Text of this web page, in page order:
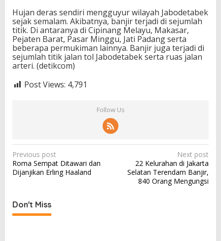
Hujan deras sendiri mengguyur wilayah Jabodetabek
sejak semalam. Akibatnya, banjir terjadi di sejumlah
titik. Di antaranya di Cipinang Melayu, Makasar,
Pejaten Barat, Pasar Minggu, Jati Padang serta
beberapa permukiman lainnya. Banjir juga terjadi di
sejumlah titik jalan tol Jabodetabek serta ruas jalan
arteri. (detikcom)
Post Views: 4,791
Follow Us
P
o
n
Previous post
Roma Sempat Ditawari dan
Dijanjikan Erling Haaland
Next post
22 Kelurahan di Jakarta
Selatan Terendam Banjir,
840 Orang Mengungsi
Don't Miss